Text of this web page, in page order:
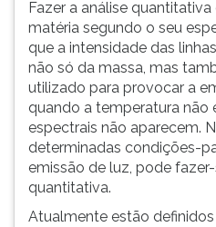
Fazer a análise
matéria segundo o seu
que a intensidade das
não só da massa, mas
utilizado para provocar a
quando a temperatura não
espectrais não aparecem.
determinadas condições-
emissão de luz, pode
quantitativa.
Atualmente estão